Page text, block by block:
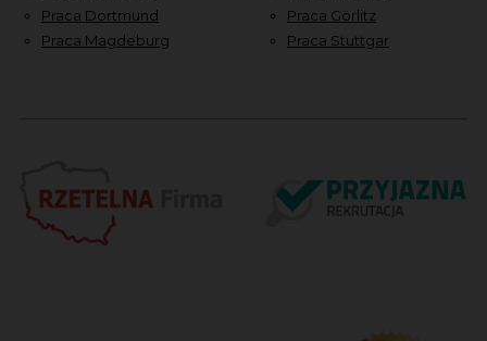
Praca Dortmund
Praca Magdeburg
Praca Görlitz
Praca Stuttgar